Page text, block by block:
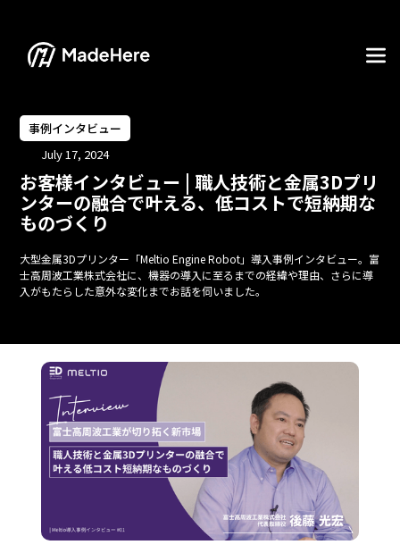
事例インタビュー
July 17, 2024
お客様インタビュー | 職人技術と金属3Dプリ
ンターの融合で叶える、低コストで短納期な
ものづくり
大型金属3Dプリンター「Meltio Engine Robot」導入事例インタビュー。富
士高周波工業株式会社に、機器の導入に至るまでの経緯や理由、さらに導
入がもたらした意外な変化までお話を伺いました。